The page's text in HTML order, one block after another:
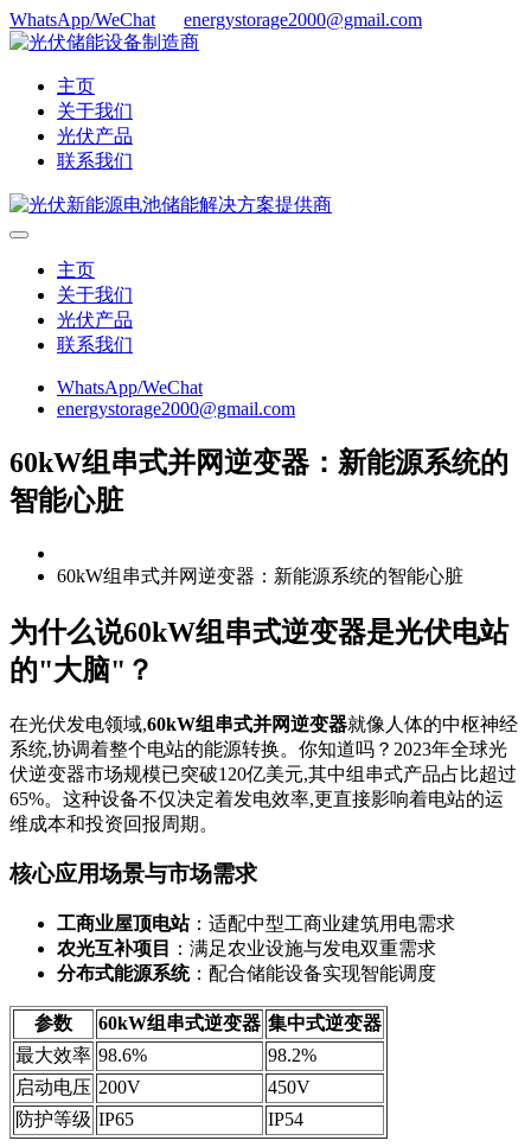
WhatsApp/WeChat energystorage2000@gmail.com
主页
关于我们
光伏产品
联系我们
主页
关于我们
光伏产品
联系我们
WhatsApp/WeChat
energystorage2000@gmail.com
60kW组串式并网逆变器：新能源系统的
智能心脏
60kW组串式并网逆变器：新能源系统的智能心脏
为什么说60kW组串式逆变器是光伏电站
的"大脑"？
在光伏发电领域,60kW组串式并网逆变器就像人体的中枢神经
系统,协调着整个电站的能源转换。你知道吗？2023年全球光
伏逆变器市场规模已突破120亿美元,其中组串式产品占比超过
65%。这种设备不仅决定着发电效率,更直接影响着电站的运
维成本和投资回报周期。
核心应用场景与市场需求
工商业屋顶电站：适配中型工商业建筑用电需求
农光互补项目
：满足农业设施与发电双重需求
分布式能源系统：配合储能设备实现智能调度
参数 60kW组串式逆变器 集中式逆变器
最大效率 98.6%
98.2%
启动电压 200V
450V
防护等级 IP65 IP54